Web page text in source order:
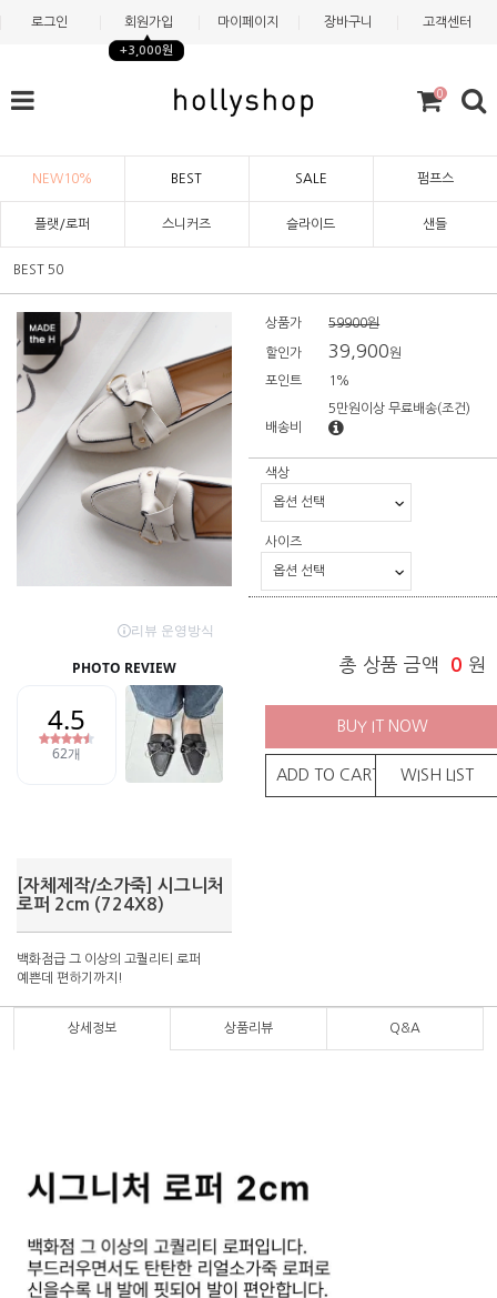
로그인 회원가입
+3,000원
마이페이지 장바구니 고객센터
0
NEW10% BEST SALE 펌프스
플랫/로퍼 스니커즈 슬라이드 샌들
BEST 50
[자체제작/소가죽] 시그니처
로퍼 2cm (724X8)
백화점급 그 이상의 고퀄리티 로퍼
예쁜데 편하기까지!
상품가 59900원
할인가 39,900원
포인트 1%
배송비
5만원이상 무료배송(조건)
색상
사이즈
총 상품 금액 0 원
BUY IT NOW
ADD TO CART WISH LIST
상세정보 상품리뷰 Q&A